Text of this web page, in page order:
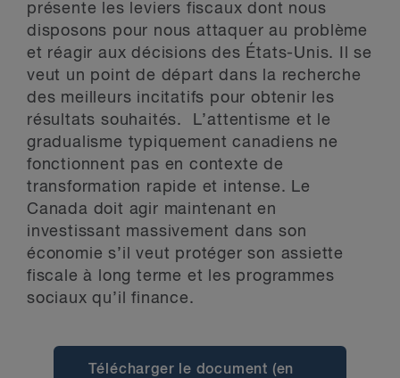
présente les leviers fiscaux dont nous
disposons pour nous attaquer au problème
et réagir aux décisions des États-Unis. Il se
veut un point de départ dans la recherche
des meilleurs incitatifs pour obtenir les
résultats souhaités. L’attentisme et le
gradualisme typiquement canadiens ne
fonctionnent pas en contexte de
transformation rapide et intense. Le
Canada doit agir maintenant en
investissant massivement dans son
économie s’il veut protéger son assiette
fiscale à long terme et les programmes
sociaux qu’il finance.
Télécharger le document (en